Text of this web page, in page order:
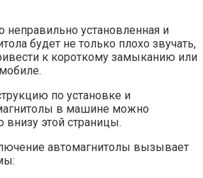
неправильно установленная и
будет не только плохо звучать,
к короткому замыканию или
по установке и
в машине можно
внизу этой страницы.
автомагнитолы вызывает